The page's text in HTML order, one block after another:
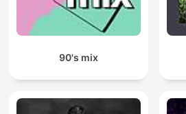
90's mix